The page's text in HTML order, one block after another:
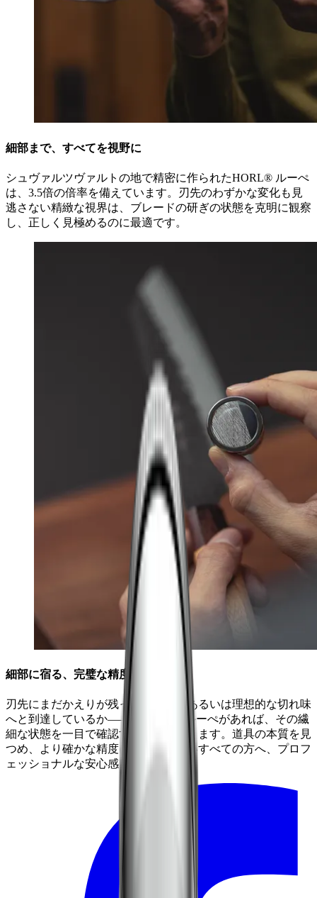
細部まで、すべてを視野に
シュヴァルツヴァルトの地で精密に作られたHORL® ルーぺ
は、3.5倍の倍率を備えています。刃先のわずかな変化も見
逃さない精緻な視界は、ブレードの研ぎの状態を克明に観察
し、正しく見極めるのに最適です。
細部に宿る、完璧な精度
刃先にまだかえりが残っているか、あるいは理想的な切れ味
へと到達しているか——。HORL® ルーぺがあれば、その繊
細な状態を一目で確認することができます。道具の本質を見
つめ、より確かな精度にこだわりたいすべての方へ、プロフ
ェッショナルな安心感を届けます。